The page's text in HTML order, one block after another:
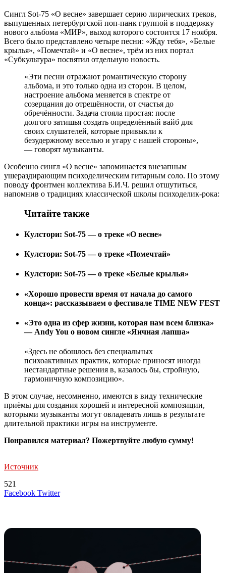
Сингл Sot-75 «О весне» завершает серию лирических треков,
выпущенных петербургской поп-панк группой в поддержку
нового альбома «МИР», выход которого состоится 17 ноября.
Всего было представлено четыре песни: «Жду тебя», «Белые
крылья», «Помечтай» и «О весне», трём из них портал
«Субкультура» посвятил отдельную новость.
«Эти песни отражают романтическую сторону
альбома, и это только одна из сторон. В целом,
настроение альбома меняется в спектре от
созерцания до отрешённости, от счастья до
обречённости. Задача стояла простая: после
долгого затишья создать определённый вайб для
своих слушателей, которые привыкли к
безудержному веселью и угару с нашей стороны»,
— говорят музыканты.
Особенно сингл «О весне» запоминается внезапным
ушераздирающим психоделическим гитарным соло. По этому
поводу фронтмен коллектива Б.И.Ч. решил отшутиться,
напомнив о традициях классической школы психоделик-рока:
Читайте также
Кулстори: Sot-75 — о треке «О весне»
Кулстори: Sot-75 — о треке «Помечтай»
Кулстори: Sot-75 — о треке «Белые крылья»
«Хорошо провести время от начала до самого
конца»: рассказываем о фестивале TIME NEW FEST
«Это одна из сфер жизни, которая нам всем близка»
— Andy You о новом сингле «Яичная лапша»
«Здесь не обошлось без специальных
психоактивных практик, которые приносят иногда
нестандартные решения в, казалось бы, стройную,
гармоничную композицию».
В этом случае, несомненно, имеются в виду технические
приёмы для создания хорошей и интересной композиции,
которыми музыканты могут овладевать лишь в результате
длительной практики игры на инструменте.
Понравился материал? Пожертвуйте любую сумму!
Источник
521
Facebook TwitterLinkedIn
Tumblr
Reddit
Вконтакте
Одноклассники
Skype
Messenger
Messenger
WhatsApp
Telegram
Viber
Line
Поделиться
Печатать